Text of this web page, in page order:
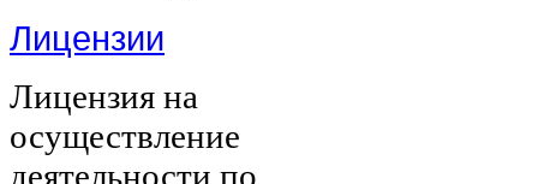
Лицензии
Лицензия на
осуществление
деятельности по